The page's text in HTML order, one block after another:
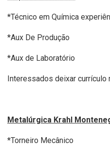
*Técnico em Química
*Aux De Produção
*Aux de Laboratório
Interessados deixar currículo
Metalúrgica Krahl
*Torneiro Mecânico